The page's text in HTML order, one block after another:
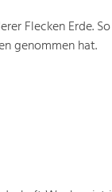
Flecken Erde.
genommen hat.